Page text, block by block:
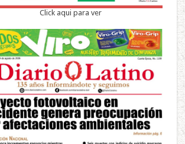
Click aqui para ver